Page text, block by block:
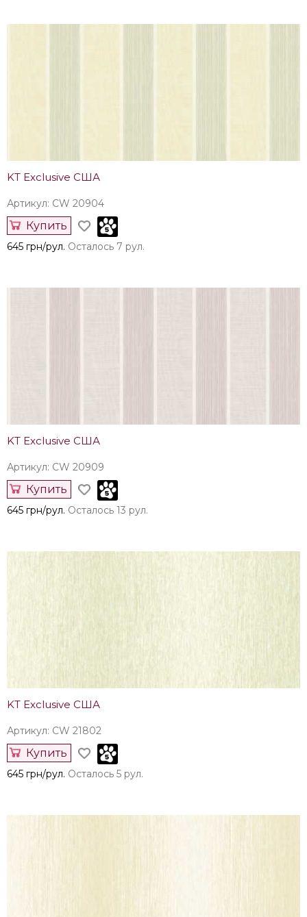
KT Exclusive США
Артикул: CW 20904
Купить
645 грн/рул. Осталось 7 рул.
KT Exclusive США
Артикул: CW 20909
Купить
645 грн/рул. Осталось 13 рул.
KT Exclusive США
Артикул: CW 21802
Купить
645 грн/рул. Осталось 5 рул.